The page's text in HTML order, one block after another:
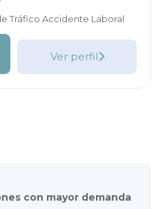
Tráfico Accidente Laboral
Ver perfil
con mayor demanda